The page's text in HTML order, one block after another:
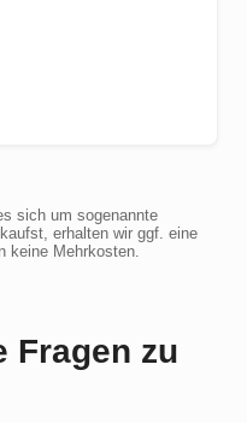
sich um sogenannte
erhalten wir ggf. eine
keine Mehrkosten.
Fragen zu